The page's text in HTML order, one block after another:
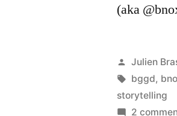
(aka
Publié
par
Julien
bggd,
storytelling
2